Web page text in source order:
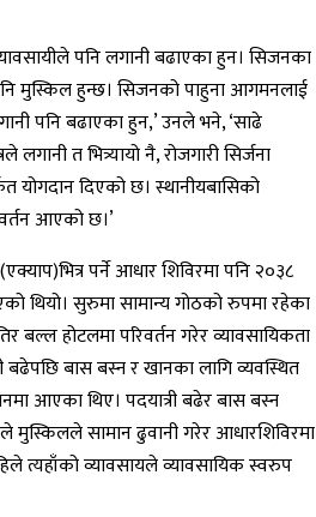
पनि लगानी बढाएका हुन। सिजनका
मुस्किल हुन्छ। सिजनको पाहुना आगमनलाई
पनि बढाएका हुन,’ उनले भने, ‘साढे
त भित्र्यायो नै, रोजगारी सिर्जना
योगदान दिएको छ। स्थानीयबासिको
आएको छ।’
पर्ने आधार शिविरमा पनि २०३८
थियो। सुरुमा सामान्य गोठको रुपमा रहेका
होटलमा परिवर्तन गरेर व्यावसायिकता
बढेपछि बास बस्न र खानका लागि व्यवस्थित
आएका थिए। पदयात्री बढेर बास बस्न
मुस्किलले सामान ढुवानी गरेर आधारशिविरमा
त्यहाँको व्यावसायले व्यावसायिक स्वरुप